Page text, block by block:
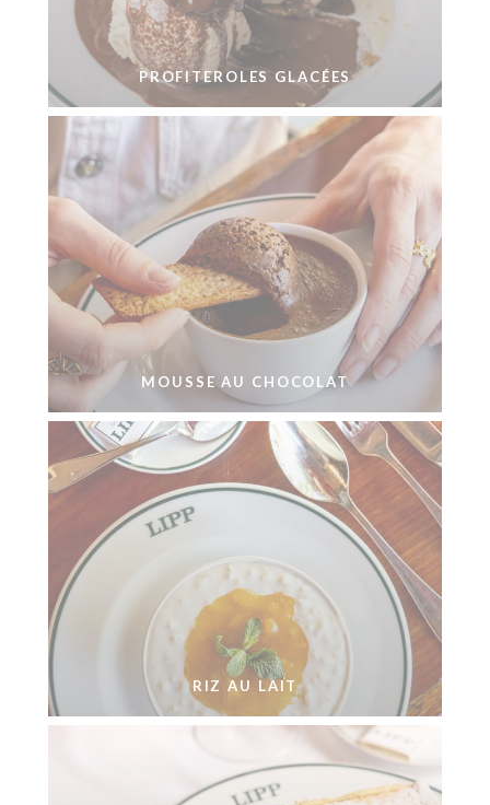
PROFITEROLES GLACÉES
MOUSSE AU CHOCOLAT
RIZ AU LAIT